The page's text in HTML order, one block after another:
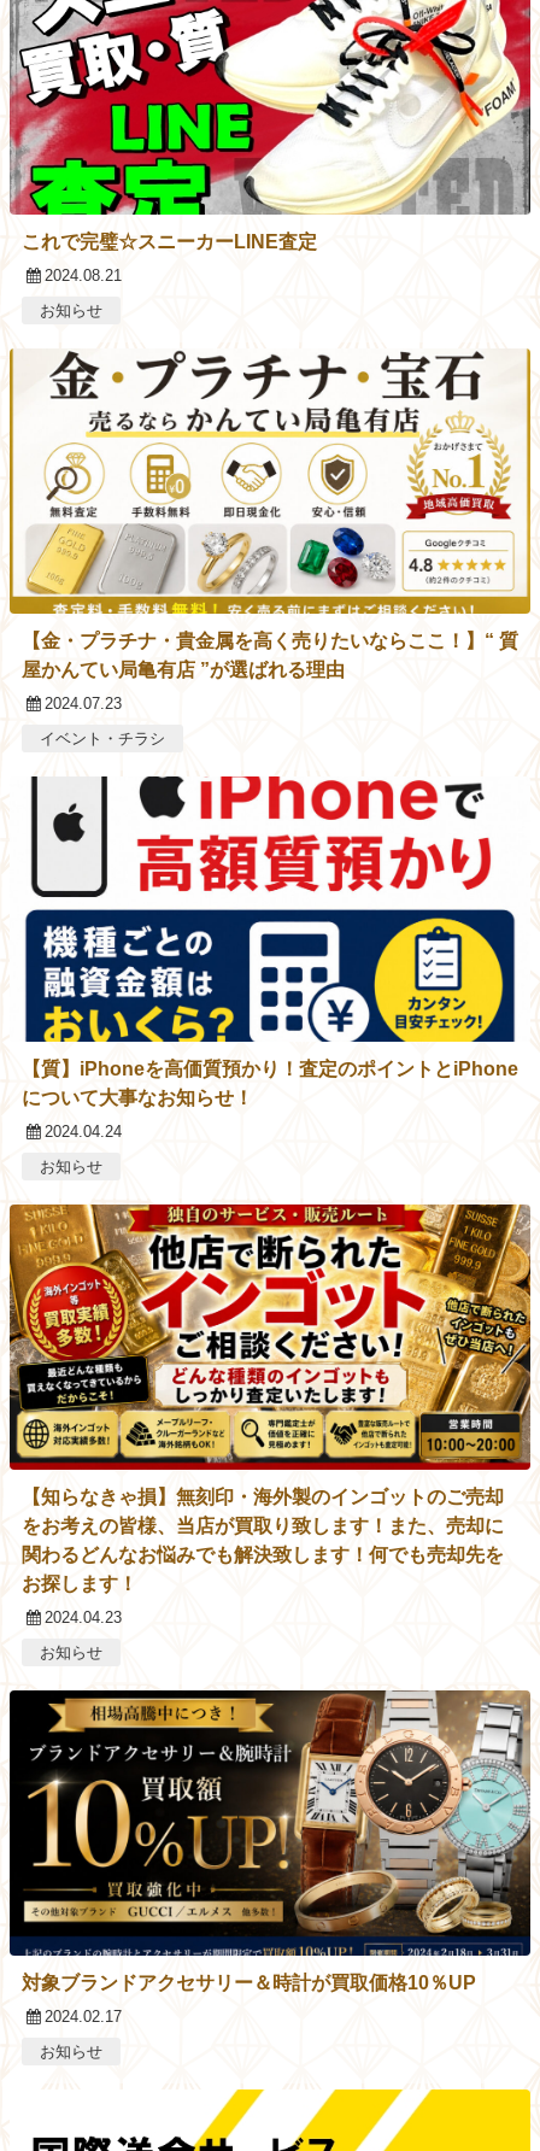
これで完璧☆スニーカーLINE査定
2024.08.21
お知らせ
【金・プラチナ・貴金属を高く売りたいならここ！】“ 質
屋かんてい局亀有店 ”が選ばれる理由
2024.07.23
イベント・チラシ
【質】iPhoneを高価質預かり！査定のポイントとiPhone
について大事なお知らせ！
2024.04.24
お知らせ
【知らなきゃ損】無刻印・海外製のインゴットのご売却
をお考えの皆様、当店が買取り致します！また、売却に
関わるどんなお悩みでも解決致します！何でも売却先を
お探します！
2024.04.23
お知らせ
対象ブランドアクセサリー＆時計が買取価格10％UP
2024.02.17
お知らせ